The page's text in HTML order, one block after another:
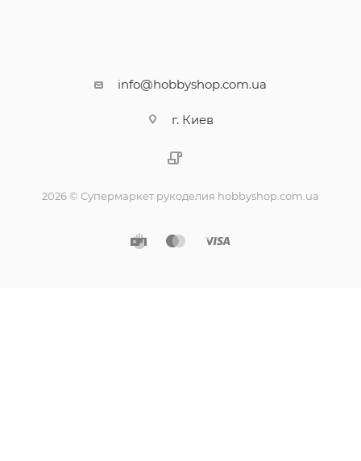
info@hobbyshop.com.ua
г. Киев
2026 © Супермаркет рукоделия hobbyshop.com.ua